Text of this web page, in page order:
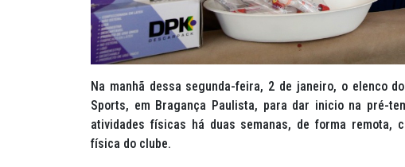
Na manhã dessa segunda-feira, 2 de janeiro, o elenco
Sports, em Bragança Paulista, para dar inicio na pré-
atividades físicas há duas semanas, de forma remota,
física do clube.